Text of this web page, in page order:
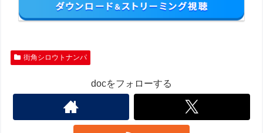
街角シロウトナンパ
docをフォローする